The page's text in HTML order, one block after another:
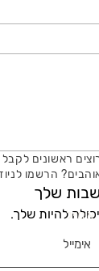
שלך
להיות שלך.
ראשונים
הרשמו
אימייל